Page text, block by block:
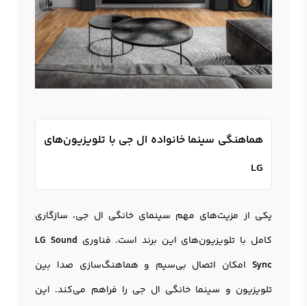
هماهنگی سینما خانواده ال جی با تلویزیون‌های
LG
یکی از مزیت‌های مهم سینمای خانگی ال جی، سازگاری
کامل با تلویزیون‌های این برند است. فناوری LG Sound
Sync امکان اتصال بی‌سیم و هماهنگ‌سازی صدا بین
تلویزیون و سینما خانگی ال جی را فراهم می‌کند. این